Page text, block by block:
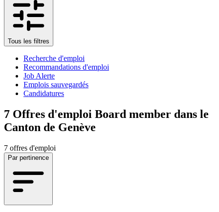
Tous les filtres
Recherche d'emploi
Recommandations d'emploi
Job Alerte
Emplois sauvegardés
Candidatures
7 Offres d'emploi Board member dans le
Canton de Genève
7 offres d'emploi
Par pertinence